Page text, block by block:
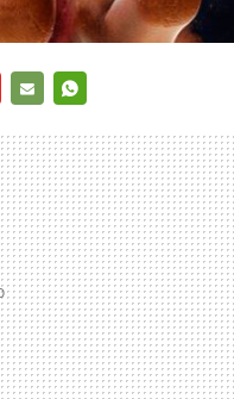
MAIL